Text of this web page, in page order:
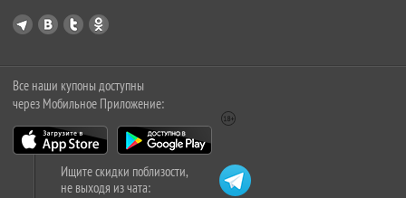
Все наши купоны доступны
через Мобильное Приложение:
Ищите скидки поблизости,
не выходя из чата: